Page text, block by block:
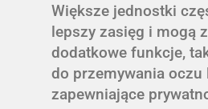
Większe jednostki
lepszy zasięg i mogą
dodatkowe funkcje,
do przemywania oczu
zapewniające